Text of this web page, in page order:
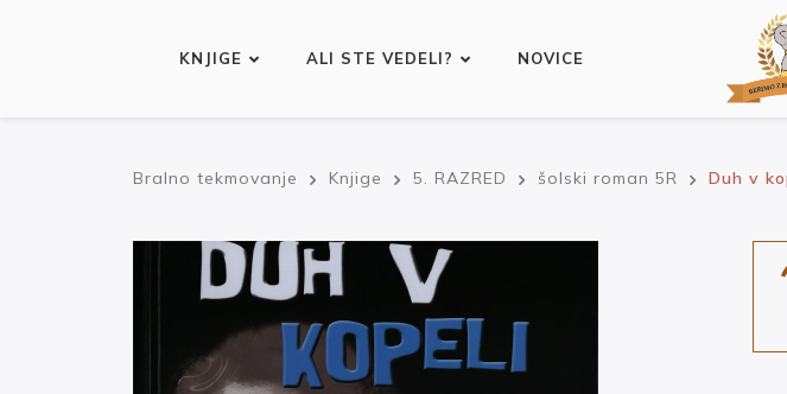
KNJIGE ALI STE VEDELI? NOVICE
Bralno tekmovanje Knjige 5. RAZRED šolski roman 5R Duh v